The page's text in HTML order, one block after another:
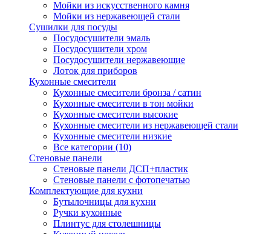
Мойки из искусственного камня
Мойки из нержавеющей стали
Сушилки для посуды
Посудосушители эмаль
Посудосушители хром
Посудосушители нержавеющие
Лоток для приборов
Кухонные смесители
Кухонные смесители бронза / сатин
Кухонные смесители в тон мойки
Кухонные смесители высокие
Кухонные смесители из нержавеющей стали
Кухонные смесители низкие
Все категории (10)
Стеновые панели
Стеновые панели ДСП+пластик
Стеновые панели с фотопечатью
Комплектующие для кухни
Бутылочницы для кухни
Ручки кухонные
Плинтус для столешницы